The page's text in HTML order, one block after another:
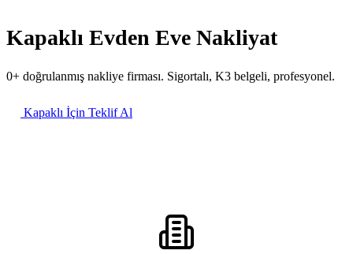
Kapaklı Evden Eve Nakliyat
0+ doğrulanmış nakliye firması. Sigortalı, K3 belgeli, profesyonel.
Kapaklı İçin Teklif Al